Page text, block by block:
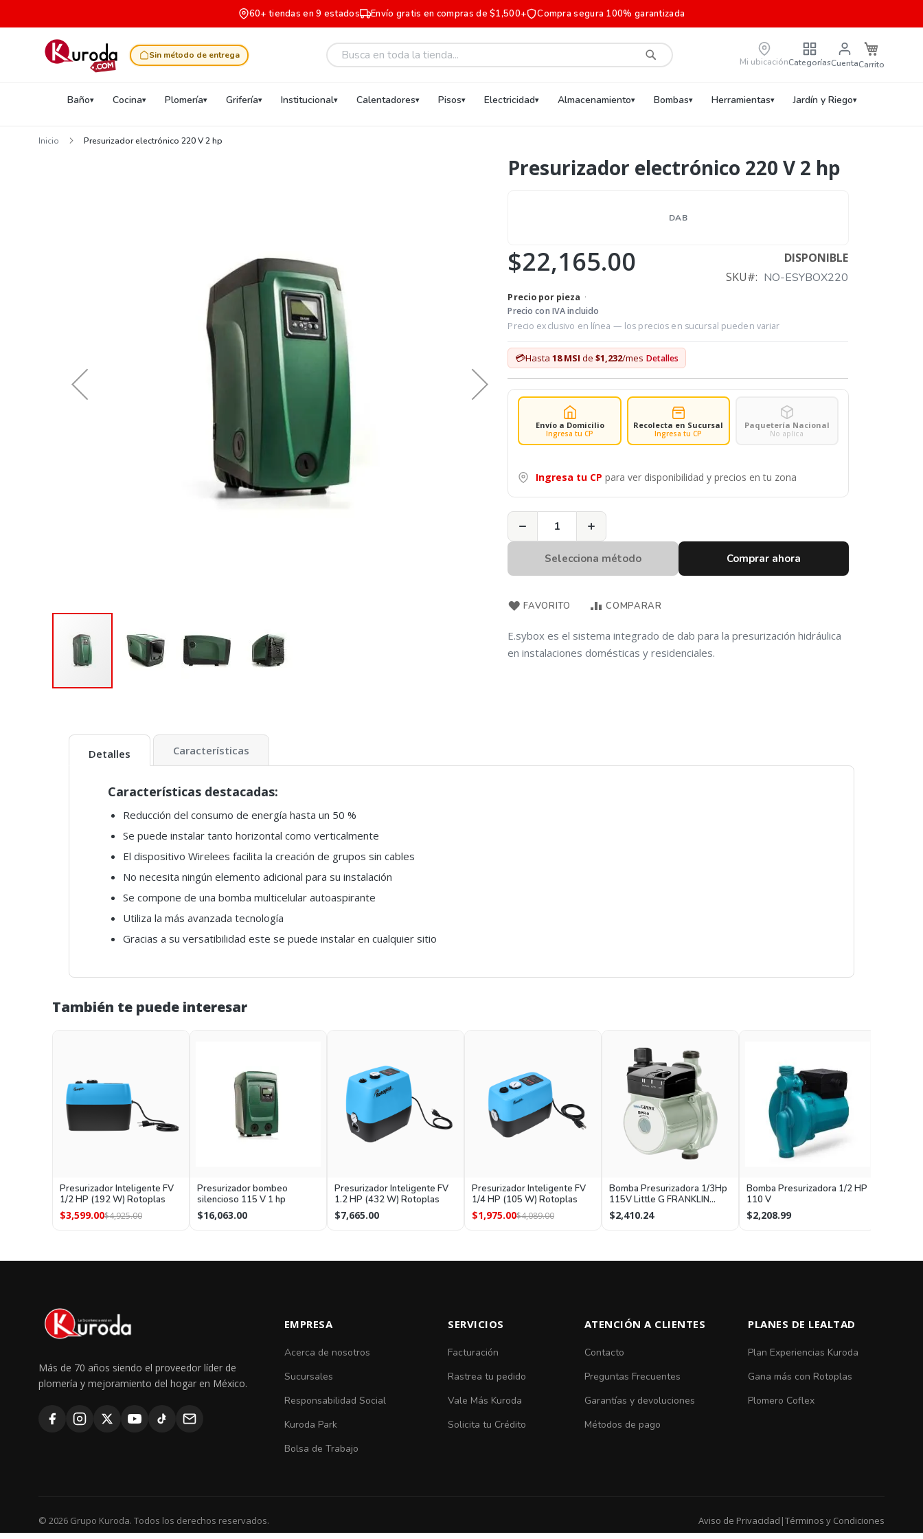
60+ tiendas en 9 estados Envío gratis en compras de $1,500+ Compra segura 100% garantizada
Carrito de
Mi ubicaciónCategoríasCuenta
Sin método de entrega
Baño Cocina Plomería Grifería Institucional Calentadores Pisos Electricidad Almacenamiento Bombas Herramientas Jardín y Riego
Inicio Presurizador electrónico 220 V 2 hp
Presurizador electrónico 220 V 2 hp
DAB
$22,165.00
DISPONIBLE
SKU
NO-ESYBOX220
Precio por pieza ·
Precio con IVA incluido
Precio exclusivo en línea — los precios en sucursal pueden variar
💳Hasta18 MSI de$1,232/mes Detalles
Envío a Domicilio
Ingresa tu CP
Recolecta en Sucursal
Ingresa tu CP
Paquetería Nacional
No aplica
Ingresa tu CP para ver disponibilidad y precios en tu zona
− +
Selecciona método Comprar ahora
FAVORITO COMPARAR
E.sybox es el sistema integrado de dab para la presurización hidráulica
en instalaciones domésticas y residenciales.
Detalles
Características destacadas:
Reducción del consumo de energía hasta un 50 %
Se puede instalar tanto horizontal como verticalmente
El dispositivo Wirelees facilita la creación de grupos sin cables
No necesita ningún elemento adicional para su instalación
Se compone de una bomba multicelular autoaspirante
Utiliza la más avanzada tecnología
Gracias a su versatibilidad este se puede instalar en cualquier sitio
Características
También te puede interesar
Presurizador Inteligente FV
1/2 HP (192 W) Rotoplas
$3,599.00$4,925.00
Presurizador bombeo
silencioso 115 V 1 hp
$16,063.00
Presurizador Inteligente FV
1.2 HP (432 W) Rotoplas
$7,665.00
Presurizador Inteligente FV
1/4 HP (105 W) Rotoplas
$1,975.00$4,089.00
Bomba Presurizadora 1/3Hp
115V Little G FRANKLIN
ELECTRIC
$2,410.24
Bomba Presurizadora 1/2 HP
110 V
$2,208.99
Más de 70 años siendo el proveedor líder de
plomería y mejoramiento del hogar en México.
EMPRESA
Acerca de nosotros
Sucursales
Responsabilidad Social
Kuroda Park
Bolsa de Trabajo
SERVICIOS
Facturación
Rastrea tu pedido
Vale Más Kuroda
Solicita tu Crédito
ATENCIÓN A CLIENTES
Contacto
Preguntas Frecuentes
Garantías y devoluciones
Métodos de pago
PLANES DE LEALTAD
Plan Experiencias Kuroda
Gana más con Rotoplas
Plomero Coflex
© 2026 Grupo Kuroda. Todos los derechos reservados. Aviso de Privacidad |Términos y Condiciones